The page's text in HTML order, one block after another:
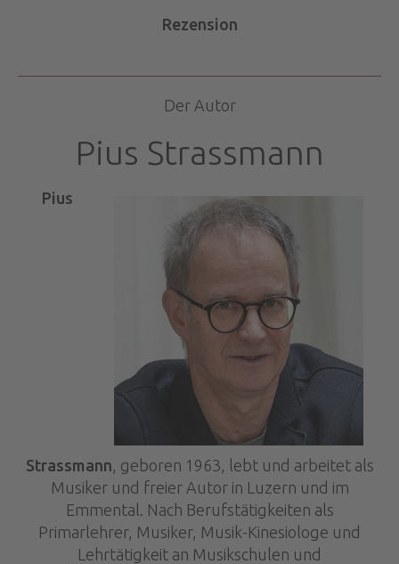
Rezension
Der Autor
Pius Strassmann
Pius
Strassmann , geboren 1963, lebt und arbeitet als
Musiker und freier Autor in Luzern und im
Emmental. Nach Berufstätigkeiten als
Primarlehrer, Musiker, Musik-Kinesiologe und
Lehrtätigkeit an Musikschulen und